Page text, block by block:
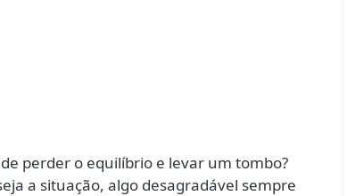
perder o equilíbrio e levar um tombo?
a situação, algo desagradável sempre